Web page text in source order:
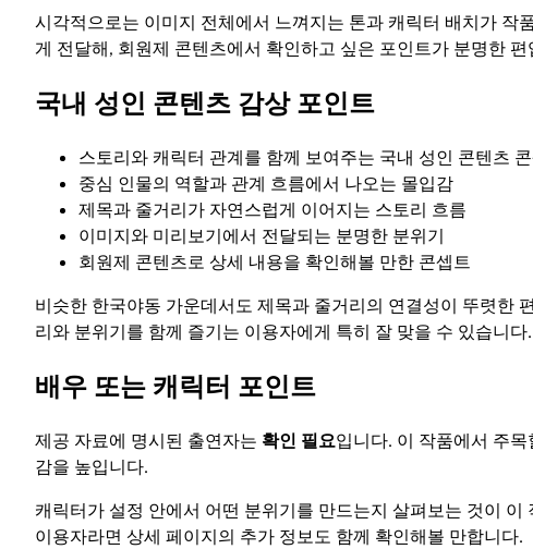
시각적으로는 이미지 전체에서 느껴지는 톤과 캐릭터 배치가
게 전달해, 회원제 콘텐츠에서 확인하고 싶은 포인트가 분명한 편
국내 성인 콘텐츠 감상 포인트
스토리와 캐릭터 관계를 함께 보여주는 국내 성인 콘텐츠
중심 인물의 역할과 관계 흐름에서 나오는 몰입감
제목과 줄거리가 자연스럽게 이어지는 스토리 흐름
이미지와 미리보기에서 전달되는 분명한 분위기
회원제 콘텐츠로 상세 내용을 확인해볼 만한 콘셉트
비슷한 한국야동 가운데서도 제목과 줄거리의 연결성이 뚜렷한
리와 분위기를 함께 즐기는 이용자에게 특히 잘 맞을 수 있습니다.
배우 또는 캐릭터 포인트
제공 자료에 명시된 출연자는 확인 필요입니다. 이 작품에서 주목
감을 높입니다.
캐릭터가 설정 안에서 어떤 분위기를 만드는지 살펴보는 것이
이용자라면 상세 페이지의 추가 정보도 함께 확인해볼 만합니다.